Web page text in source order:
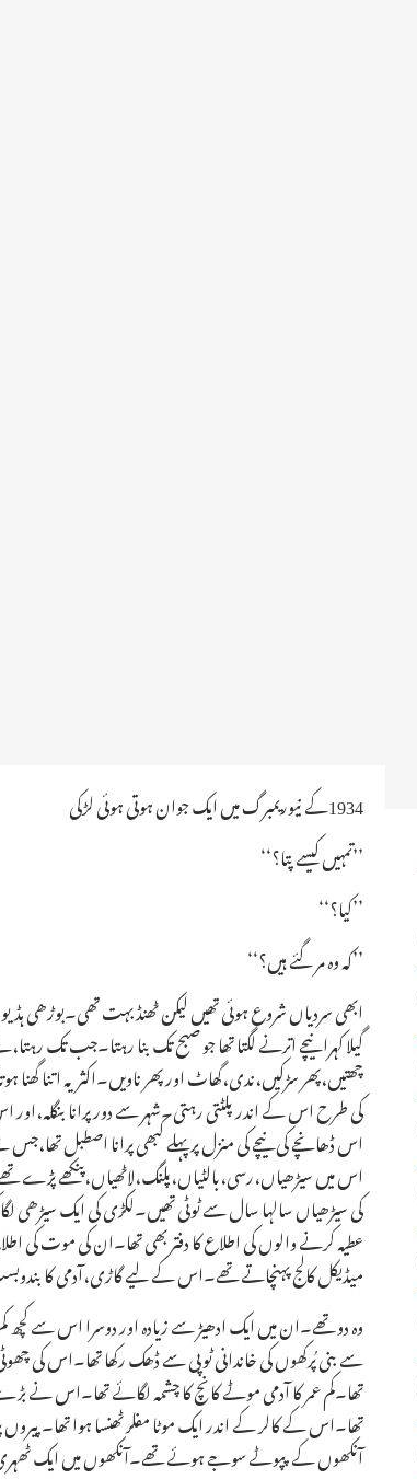
1934کے نیوریمبرگ میں ایک جوان ہوتی ہوئی لڑکی
ـ’’تمہیں کیسے پتا؟‘‘
’’کیا؟‘‘
’’کہ وہ مر گئے ہیں؟‘‘
ابھی سردیاں شروع ہوئی تھیں لیکن ٹھنڈ بہت
گیلا کہرا نیچے اترنے لگتا تھا جو صبح تک بنا رہتا۔جب تک
چھتیں،پھر سڑکیں،ندی،گھاٹ اور پھر ناویں۔اکثر یہ
کی طرح اس کے اندر پلٹتی رہتی۔شہر سے دور پرانا
اس ڈھانچے کی نیچے کی منزل پر پہلے کبھی پرانا اصطبل
اس میں سیڑھیاں،رسی،بالٹیاں،پلنگ،لاٹھیاں،پنکھے
کی سیڑھیاں سالہا سال سے ٹوٹی تھیں۔لکڑی کی ایک سیڑھی
عطیہ کرنے والوں کی اطلاع کا دفتر بھی تھا۔ان کی موت کی
میڈیکل کالج پہنچاتے تھے۔اس کے لیے گاڑی،آدمی کا
وہ دو تھے۔ان میں ایک ادھیڑ سے زیادہ اور دوسرا اس سے کچھ
سے بنی پُرکھوں کی خاندانی ٹوپی سے ڈھک رکھا تھا۔اس کی
تھا۔کم عمر کا آدمی موٹے کانچ کا چشمہ لگائے تھا۔اس نے بڑے
تھا۔اس کے کالر کے اندر ایک موٹا مفلر ٹھنسا ہوا
آنکھوں کے پپوٹے سوجے ہوئے تھے۔آنکھوں میں ایک